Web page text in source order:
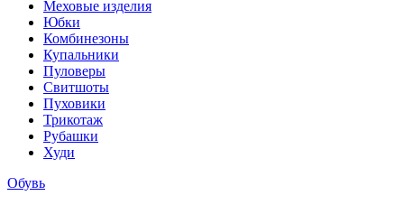
Меховые изделия
Юбки
Комбинезоны
Купальники
Пуловеры
Свитшоты
Пуховики
Трикотаж
Рубашки
Худи
Обувь